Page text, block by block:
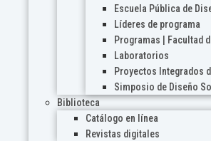
Escuela Pública de
Líderes de programa
Programas | Facultad
Laboratorios
Proyectos Integrados
Simposio de Diseño
Biblioteca
Catálogo en línea
Revistas digitales